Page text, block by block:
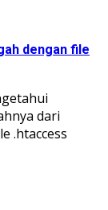
dengan file
dari
.htaccess